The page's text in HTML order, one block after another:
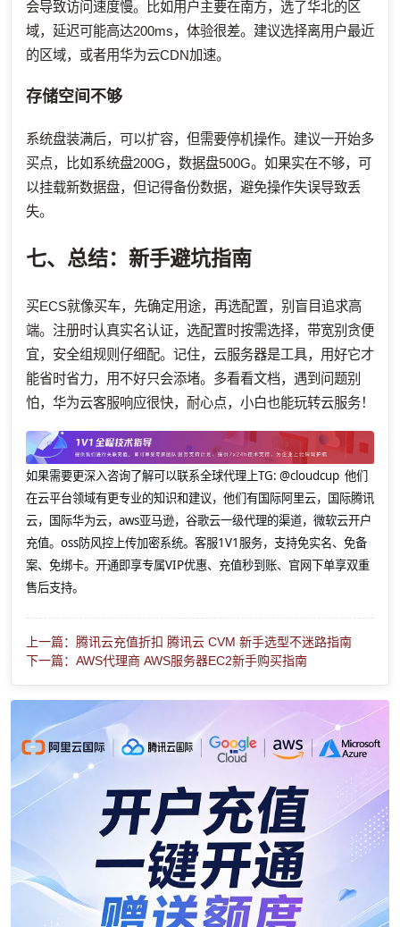
会导致访问速度慢。比如用户主要在南方，选了华北的区
域，延迟可能高达200ms，体验很差。建议选择离用户最近
的区域，或者用华为云CDN加速。
存储空间不够
系统盘装满后，可以扩容，但需要停机操作。建议一开始多
买点，比如系统盘200G，数据盘500G。如果实在不够，可
以挂载新数据盘，但记得备份数据，避免操作失误导致丢
失。
七、总结：新手避坑指南
买ECS就像买车，先确定用途，再选配置，别盲目追求高
端。注册时认真实名认证，选配置时按需选择，带宽别贪便
宜，安全组规则仔细配。记住，云服务器是工具，用好它才
能省时省力，用不好只会添堵。多看看文档，遇到问题别
怕，华为云客服响应很快，耐心点，小白也能玩转云服务！
如果需要更深入咨询了解可以联系全球代理上TG: @cloudcup 他们
在云平台领域有更专业的知识和建议，他们有国际阿里云，国际腾讯
云，国际华为云，aws亚马逊，谷歌云一级代理的渠道，微软云开户
充值。oss防风控上传加密系统。客服1V1服务，支持免实名、免备
案、免绑卡。开通即享专属VIP优惠、充值秒到账、官网下单享双重
售后支持。
上一篇：腾讯云充值折扣 腾讯云 CVM 新手选型不迷路指南
下一篇：AWS代理商 AWS服务器EC2新手购买指南